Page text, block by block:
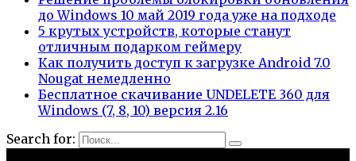
до Windows 10 май 2019 года уже на подходе
5 крутых устройств, которые станут
отличным подарком геймеру
Как получить доступ к загрузке Android 7.0
Nougat немедленно
Бесплатное скачивание UNDELETE 360 для
Windows (7, 8, 10) версия 2.16
Search for: